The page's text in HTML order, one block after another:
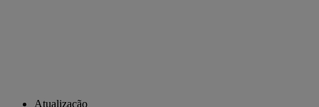
Atualização